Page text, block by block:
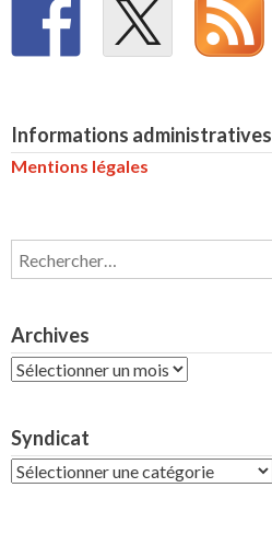
Informations administratives
Mentions légales
Rechercher :
Archives
Archives
Syndicat
Syndicat